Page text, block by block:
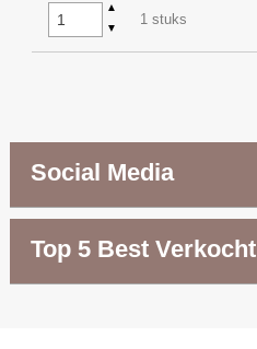
▲
▼
1 stuks
Social Media
Top 5 Best Verkocht